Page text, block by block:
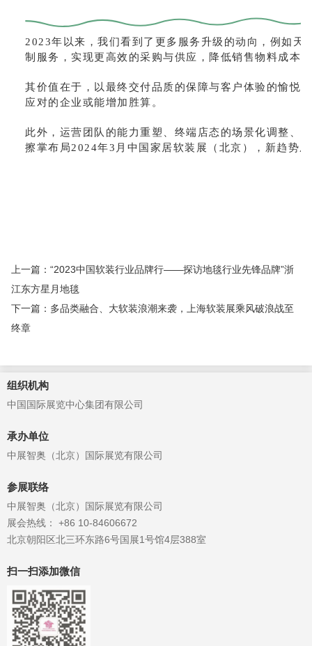
2023年以来，我们看到了更多服务升级的动向，例如
制服务，实现更高效的采购与供应，降低销售物料成本。
其价值在于，以最终交付品质的保障与客户体验的愉悦
应对的企业或能增加胜算。
此外，运营团队的能力重塑、终端店态的场景化调整、
擦掌布局2024年3月中国家居软装展（北京），新趋势
上一篇：“2023中国软装行业品牌行——探访地毯行业先锋品牌”浙
江东方星月地毯
下一篇：多品类融合、大软装浪潮来袭，上海软装展乘风破浪战至
终章
组织机构
中国国际展览中心集团有限公司
承办单位
中展智奥（北京）国际展览有限公司
参展联络
中展智奥（北京）国际展览有限公司
展会热线： +86 10-84606672
北京朝阳区北三环东路6号国展1号馆4层388室
扫一扫添加微信